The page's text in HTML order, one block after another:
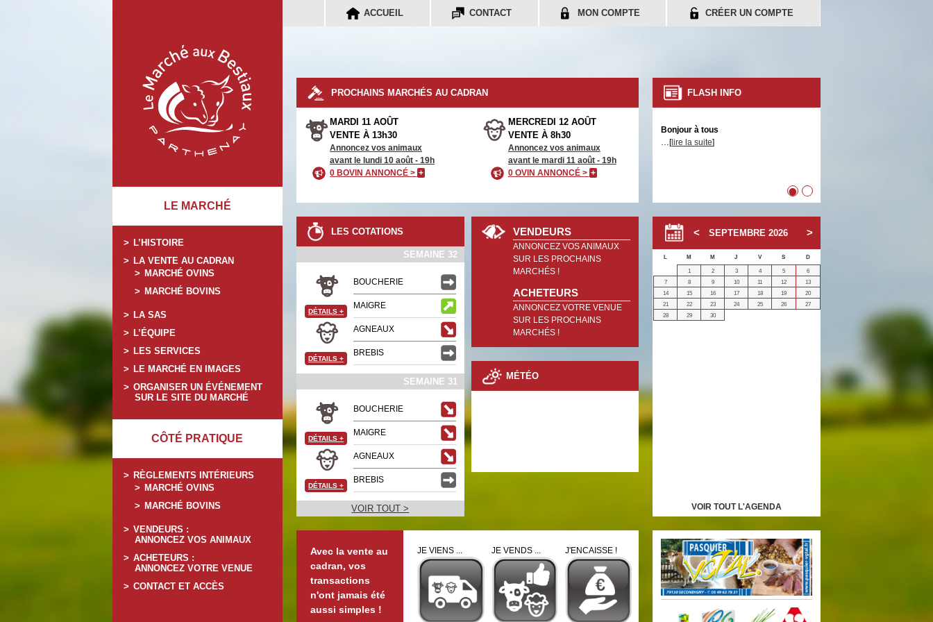
ACCUEIL CONTACT MON COMPTE CRÉER UN COMPTE
LE MARCHÉ
L’HISTOIRE
LA VENTE AU CADRAN
MARCHÉ OVINS
MARCHÉ BOVINS
LA SAS
L’ÉQUIPE
LES SERVICES
LE MARCHÉ EN IMAGES
ORGANISER UN ÉVÉNEMENT
SUR LE SITE DU MARCHÉ
CÔTÉ PRATIQUE
RÈGLEMENTS INTÉRIEURS
MARCHÉ OVINS
MARCHÉ BOVINS
VENDEURS :
ANNONCEZ VOS ANIMAUX
ACHETEURS :
ANNONCEZ VOTRE VENUE
CONTACT ET ACCÈS
PROCHAINS MARCHÉS AU CADRAN
MARDI 11 AOÛT
VENTE À 13h30
Annoncez vos animaux
avant le lundi 10 août - 19h
0 BOVIN ANNONCÉ >+
MERCREDI 12 AOÛT
VENTE À 8h30
Annoncez vos animaux
avant le mardi 11 août - 19h
0 OVIN ANNONCÉ > +
FLASH INFO
Bonjour à tous
…[lire la suite]
••
LES COTATIONS
SEMAINE 32
BOUCHERIE
MAIGRE
DÉTAILS +
AGNEAUX
BREBIS
DÉTAILS +
SEMAINE 31
BOUCHERIE
MAIGRE
DÉTAILS +
AGNEAUX
BREBIS
DÉTAILS +
VOIR TOUT >
VENDEURS
ANNONCEZ VOS ANIMAUX
SUR LES PROCHAINS
MARCHÉS !
ACHETEURS
ANNONCEZ VOTRE VENUE
SUR LES PROCHAINS
MARCHÉS !
MÉTÉO
SEPTEMBRE 2026
L M M J V S
D
1
2 3 4 5
6
7
8 9 10 11 12
13
14
15 16 17 18 19
20
21
22 23 24 25 26
27
28
29 30
VOIR TOUT L'AGENDA
Avec la vente au
cadran, vos
transactions
n'ont jamais été
aussi simples !
JE VIENS ... JE VENDS ... J'ENCAISSE !